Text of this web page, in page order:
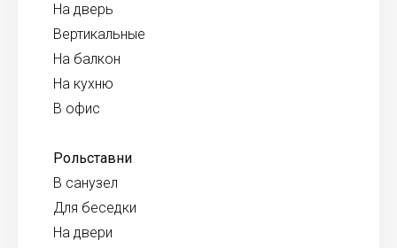
На дверь
Вертикальные
На балкон
На кухню
В офис
Рольставни
В санузел
Для беседки
На двери